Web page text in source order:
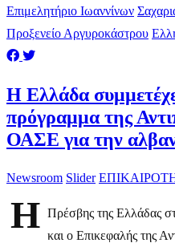
Επιμελητήριο Ιωαννίνων
Προξενείο Αργυροκάστρου
Η Ελλάδα
πρόγραμμα της
ΟΑΣΕ για την
Newsroom Slider
Η Πρέσβης της Ελλάδας
και ο Επικεφαλής της